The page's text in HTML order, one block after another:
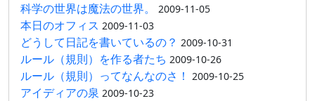
科学の世界は魔法の世界。 2009-11-05
本日のオフィス 2009-11-03
どうして日記を書いているの？ 2009-10-31
ルール（規則）を作る者たち 2009-10-26
ルール（規則）ってなんなのさ！ 2009-10-25
アイディアの泉 2009-10-23